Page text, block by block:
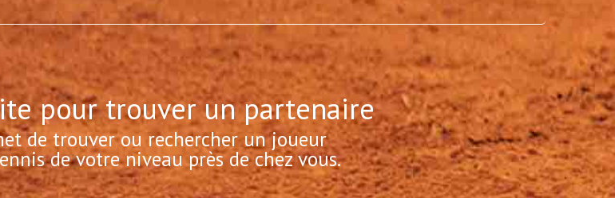
pour trouver un partenaire
de trouver ou rechercher un joueur
de votre niveau près de chez vous.